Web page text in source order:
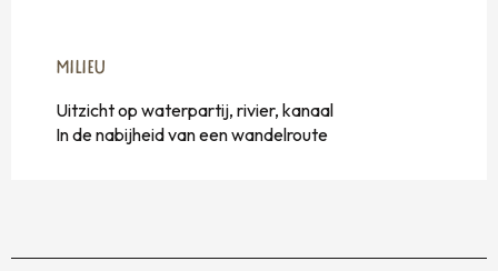
MILIEU
MILIEU
Uitzicht op waterpartij, rivier, kanaal
In de nabijheid van een wandelroute